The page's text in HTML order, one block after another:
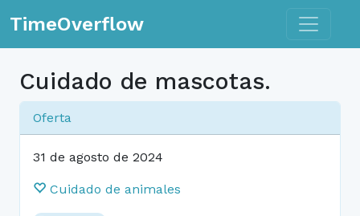
TimeOverflow Toggle
Cuidado de mascotas.
Oferta
31 de agosto de 2024
Cuidado de animales